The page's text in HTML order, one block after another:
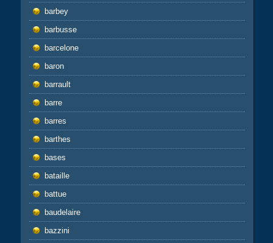
barbey
barbusse
barcelone
baron
barrault
barre
barres
barthes
bases
bataille
battue
baudelaire
bazzini